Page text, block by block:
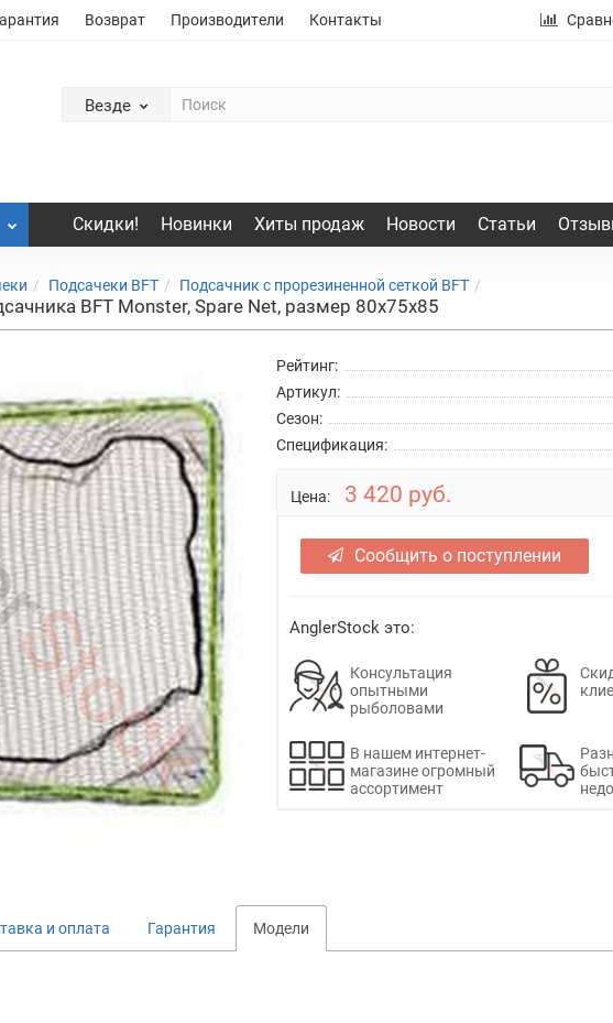
Возврат Производители Контакты
Везде
Скидки! Новинки Хиты продаж Новости Статьи
Подсачеки BFT Подсачник с прорезиненной сеткой BFT
BFT Monster, Spare Net, размер 80x75x85
Рейтинг:
Артикул:
Сезон:
Спецификация:
Цена: 3 420 руб.
Сообщить о поступлении
AnglerStock это:
Консультация
опытными
рыболовами
В нашем интернет-
магазине огромный
ассортимент
и оплата Гарантия Модели